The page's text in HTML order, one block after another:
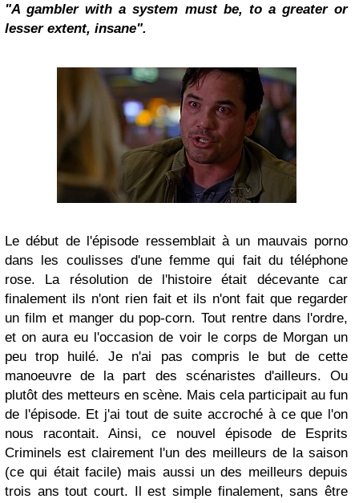
"A gambler with a system must be, to a greater or
lesser extent, insane".
Le début de l'épisode ressemblait à un mauvais porno
dans les coulisses d'une femme qui fait du téléphone
rose. La résolution de l'histoire était décevante car
finalement ils n'ont rien fait et ils n'ont fait que regarder
un film et manger du pop-corn. Tout rentre dans l'ordre,
et on aura eu l'occasion de voir le corps de Morgan un
peu trop huilé. Je n'ai pas compris le but de cette
manoeuvre de la part des scénaristes d'ailleurs. Ou
plutôt des metteurs en scène. Mais cela participait au fun
de l'épisode. Et j'ai tout de suite accroché à ce que l'on
nous racontait. Ainsi, ce nouvel épisode de Esprits
Criminels est clairement l'un des meilleurs de la saison
(ce qui était facile) mais aussi un des meilleurs depuis
trois ans tout court. Il est simple finalement, sans être